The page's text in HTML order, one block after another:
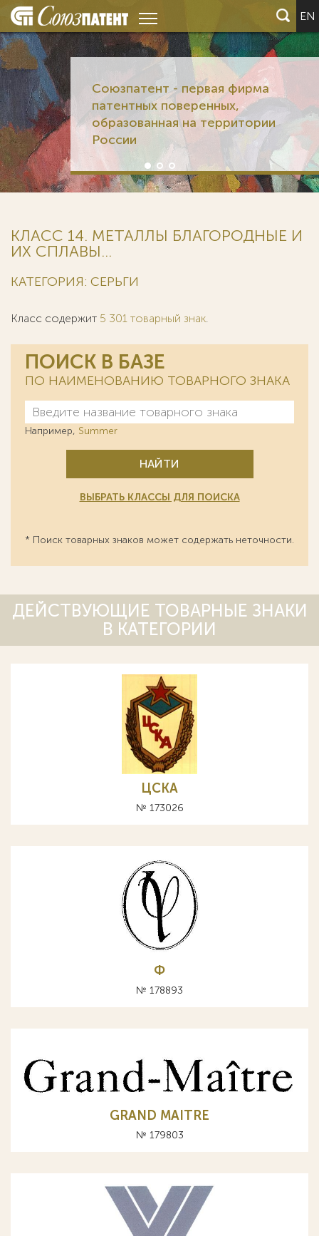
EN
Союзпатент - первая фирма
патентных поверенных,
образованная на территории
России
КЛАСС 14. МЕТАЛЛЫ БЛАГОРОДНЫЕ И
ИХ СПЛАВЫ...
КАТЕГОРИЯ: СЕРЬГИ
Класс содержит 5 301 товарный знак.
ПОИСК В БАЗЕ
ПО НАИМЕНОВАНИЮ ТОВАРНОГО ЗНАКА
Например, Summer
НАЙТИ
ВЫБРАТЬ КЛАССЫ ДЛЯ ПОИСКА
* Поиск товарных знаков может содержать неточности.
ДЕЙСТВУЮЩИЕ ТОВАРНЫЕ ЗНАКИ
В КАТЕГОРИИ
ЦСКА
№ 173026
Ф
№ 178893
GRAND MAITRE
№ 179803